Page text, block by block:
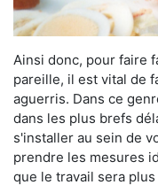
Ainsi donc, pour faire
pareille, il est vital de
aguerris. Dans ce
dans les plus brefs
s'installer au sein de
prendre les mesures
que le travail sera